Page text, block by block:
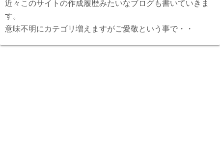
近々このサイトの作成履歴みたいなブログも書いていきま
す。
意味不明にカテゴリ増えますがご愛敬という事で・・